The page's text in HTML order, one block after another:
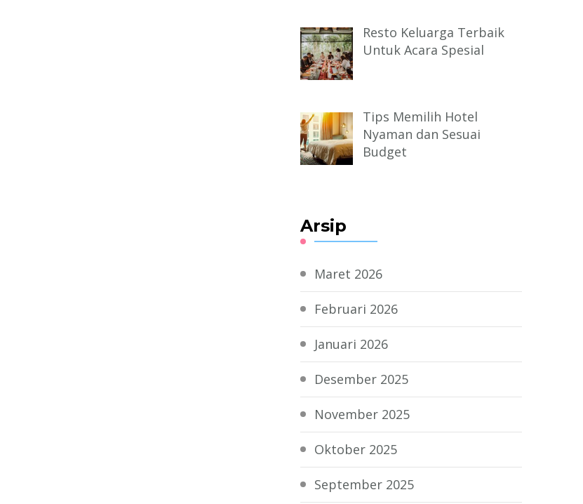
Resto Keluarga Terbaik
Untuk Acara Spesial
Tips Memilih Hotel
Nyaman dan Sesuai
Budget
Arsip
Maret 2026
Februari 2026
Januari 2026
Desember 2025
November 2025
Oktober 2025
September 2025